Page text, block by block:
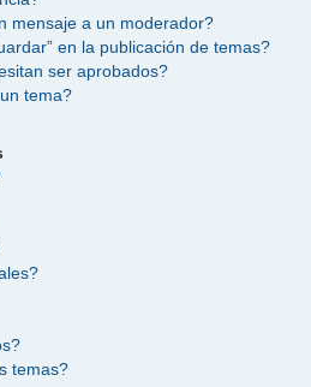
mensaje a un moderador?
en la publicación de temas?
ser aprobados?
tema?
temas?